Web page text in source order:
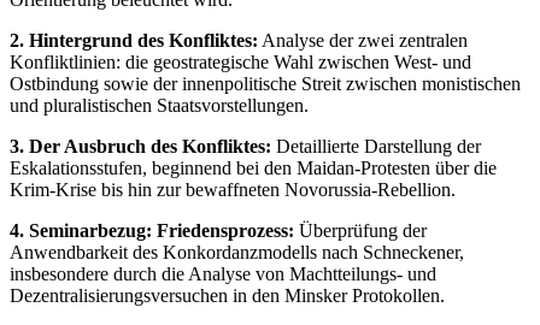
2. Hintergrund des Konfliktes: Analyse der zwei zentralen
Konfliktlinien: die geostrategische Wahl zwischen West- und
Ostbindung sowie der innenpolitische Streit zwischen monistischen
und pluralistischen Staatsvorstellungen.
3. Der Ausbruch des Konfliktes: Detaillierte Darstellung der
Eskalationsstufen, beginnend bei den Maidan-Protesten über die
Krim-Krise bis hin zur bewaffneten Novorussia-Rebellion.
4. Seminarbezug: Friedensprozess: Überprüfung der
Anwendbarkeit des Konkordanzmodells nach Schneckener,
insbesondere durch die Analyse von Machtteilungs- und
Dezentralisierungsversuchen in den Minsker Protokollen.